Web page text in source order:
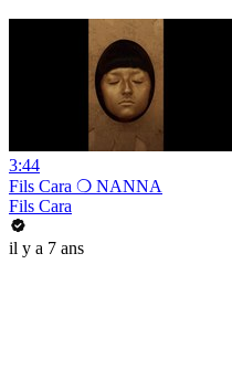
3:44
Fils Cara ❍ NANNA
Fils Cara
il y a 7 ans